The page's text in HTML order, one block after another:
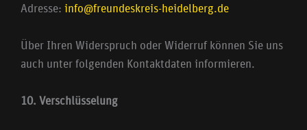
Adresse: info@freundeskreis-heidelberg.de
Über Ihren Widerspruch oder Widerruf können Sie uns
auch unter folgenden Kontaktdaten informieren.
10. Verschlüsselung